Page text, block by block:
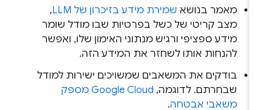
מאמר בנושאשמירת מידע בזיכרון של LLM
,
מצב קריטי של כשל בפרטיות שבו מודל שומר
מידע ספציפי ורגיש מנתוני האימון שלו, ואפשר
להנחות אותו לשחזר את המידע הזה.
בודקים את המשאבים שמשויכים ישירות למודל
שבחרתם. לדוגמה,
Google Cloud מספק
משאבי אבטחה.